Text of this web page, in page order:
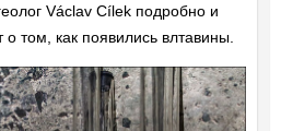
Václav Cílek подробно и
о том, как появились влтавины.